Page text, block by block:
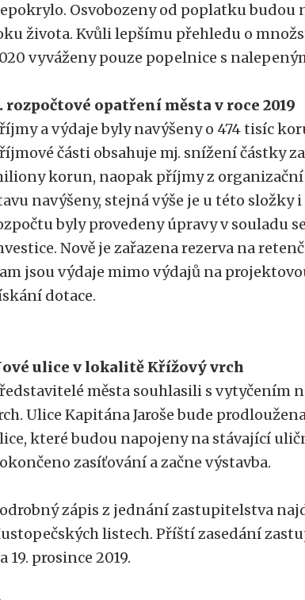
Osvobozeny od poplatku budou
života. Kvůli lepšímu přehledu o
vyváženy pouze popelnice s
rozpočtové opatření města v roce 2019
a výdaje byly navýšeny o 474 tisíc
části obsahuje mj. snížení částky
korun, naopak příjmy z organizační
navýšeny, stejná výše je u této složky
byly provedeny úpravy v souladu
Nově je zařazena rezerva na
jsou výdaje mimo výdajů na
dotace.
ulice v lokalitě Křížový vrch
města souhlasili s vytyčením
Ulice Kapitána Jaroše bude
které budou napojeny na stávající
zasíťování a začne výstavba.
zápis z jednání zastupitelstva
listech. Příští zasedání
19. prosince 2019.